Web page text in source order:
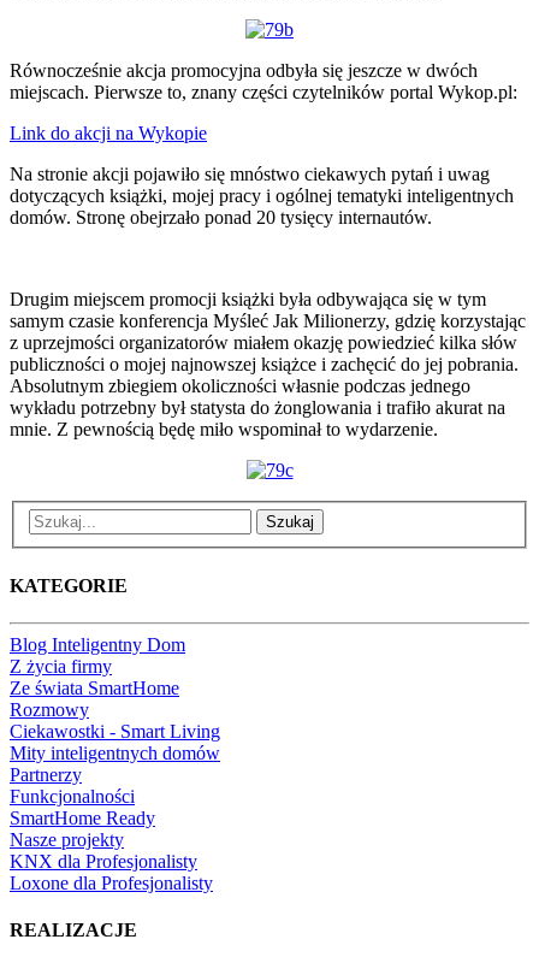
Równocześnie akcja promocyjna odbyła się jeszcze w dwóch
miejscach. Pierwsze to, znany części czytelników portal Wykop.pl:
Link do akcji na Wykopie
Na stronie akcji pojawiło się mnóstwo ciekawych pytań i uwag
dotyczących książki, mojej pracy i ogólnej tematyki inteligentnych
domów. Stronę obejrzało ponad 20 tysięcy internautów.
Drugim miejscem promocji książki była odbywająca się w tym
samym czasie konferencja Myśleć Jak Milionerzy, gdzię korzystając
z uprzejmości organizatorów miałem okazję powiedzieć kilka słów
publiczności o mojej najnowszej książce i zachęcić do jej pobrania.
Absolutnym zbiegiem okoliczności własnie podczas jednego
wykładu potrzebny był statysta do żonglowania i trafiło akurat na
mnie. Z pewnością będę miło wspominał to wydarzenie.
Szukaj
KATEGORIE
Blog Inteligentny Dom
Z życia firmy
Ze świata SmartHome
Rozmowy
Ciekawostki - Smart Living
Mity inteligentnych domów
Partnerzy
Funkcjonalności
SmartHome Ready
Nasze projekty
KNX dla Profesjonalisty
Loxone dla Profesjonalisty
REALIZACJE